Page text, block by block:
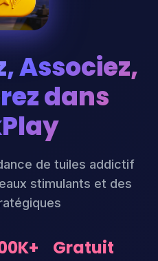
Associez,
dans
de tuiles addictif
stimulants et des
Gratuit